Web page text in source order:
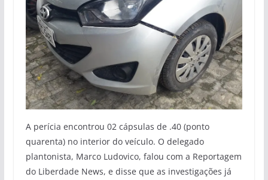
A perícia encontrou 02 cápsulas de .40 (ponto
quarenta) no interior do veículo. O delegado
plantonista, Marco Ludovico, falou com a Reportagem
do Liberdade News, e disse que as investigações já